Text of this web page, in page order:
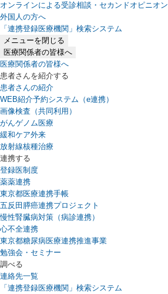
オンラインによる受診相談・セカンドオピニオン
外国人の方へ
「連携登録医療機関」検索システム
（新しいタブで開きます）
メニューを閉じる
医療関係者の皆様へ
医療関係者の皆様へ
患者さんを紹介する
患者さんの紹介
WEB紹介予約システム（e連携）
（新しいタブで開きます）
画像検査（共同利用）
がんゲノム医療
緩和ケア外来
放射線核種治療
連携する
登録医制度
薬薬連携
東京都医療連携手帳
五反田膵癌連携プロジェクト
慢性腎臓病対策（病診連携）
心不全連携
東京都糖尿病医療連携推進事業
勉強会・セミナー
調べる
連絡先一覧
「連携登録医療機関」検索システム